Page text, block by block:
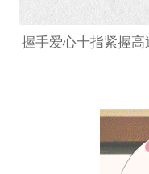
握手爱心十指紧握